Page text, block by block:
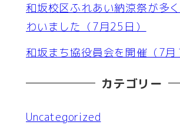
和坂校区ふれあい納涼祭が多
わいました（7月25日）
和坂まち協役員会を開催（7月
カテゴリー
Uncategorized